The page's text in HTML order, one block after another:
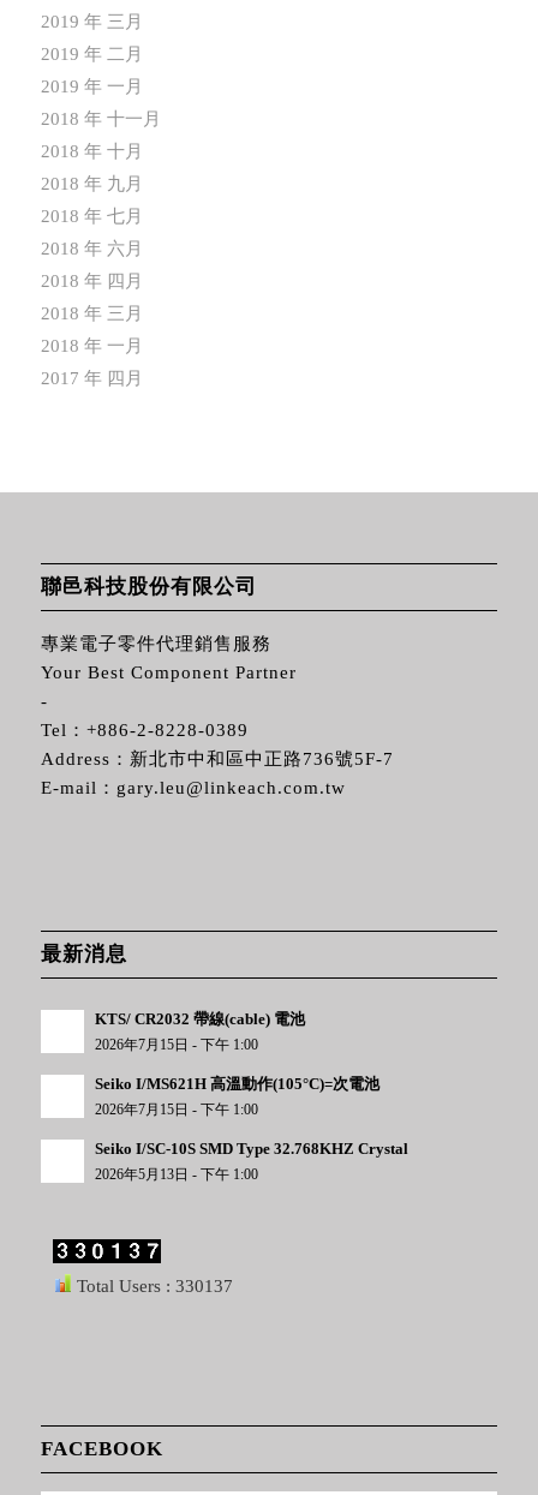
2019 年 三月
2019 年 二月
2019 年 一月
2018 年 十一月
2018 年 十月
2018 年 九月
2018 年 七月
2018 年 六月
2018 年 四月
2018 年 三月
2018 年 一月
2017 年 四月
聯邑科技股份有限公司
專業電子零件代理銷售服務
Your Best Component Partner
-
Tel： +886-2-8228-0389
Address：新北市中和區中正路736號5F-7
E-mail： gary.leu@linkeach.com.tw
最新消息
KTS/ CR2032 帶線(cable) 電池
2026年7月15日 - 下午 1:00
Seiko I/MS621H 高溫動作(105°C)=次電池
2026年7月15日 - 下午 1:00
Seiko I/SC-10S SMD Type 32.768KHZ Crystal
2026年5月13日 - 下午 1:00
Total Users : 330137
FACEBOOK